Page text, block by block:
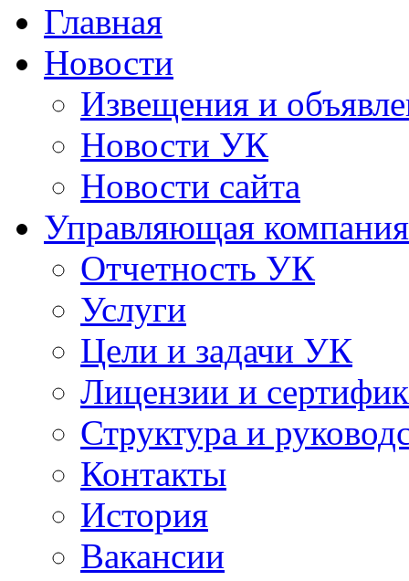
Главная
Новости
Извещения и
Новости УК
Новости сайта
Управляющая компания
Отчетность УК
Услуги
Цели и задачи УК
Лицензии и
Структура и
Контакты
История
Вакансии